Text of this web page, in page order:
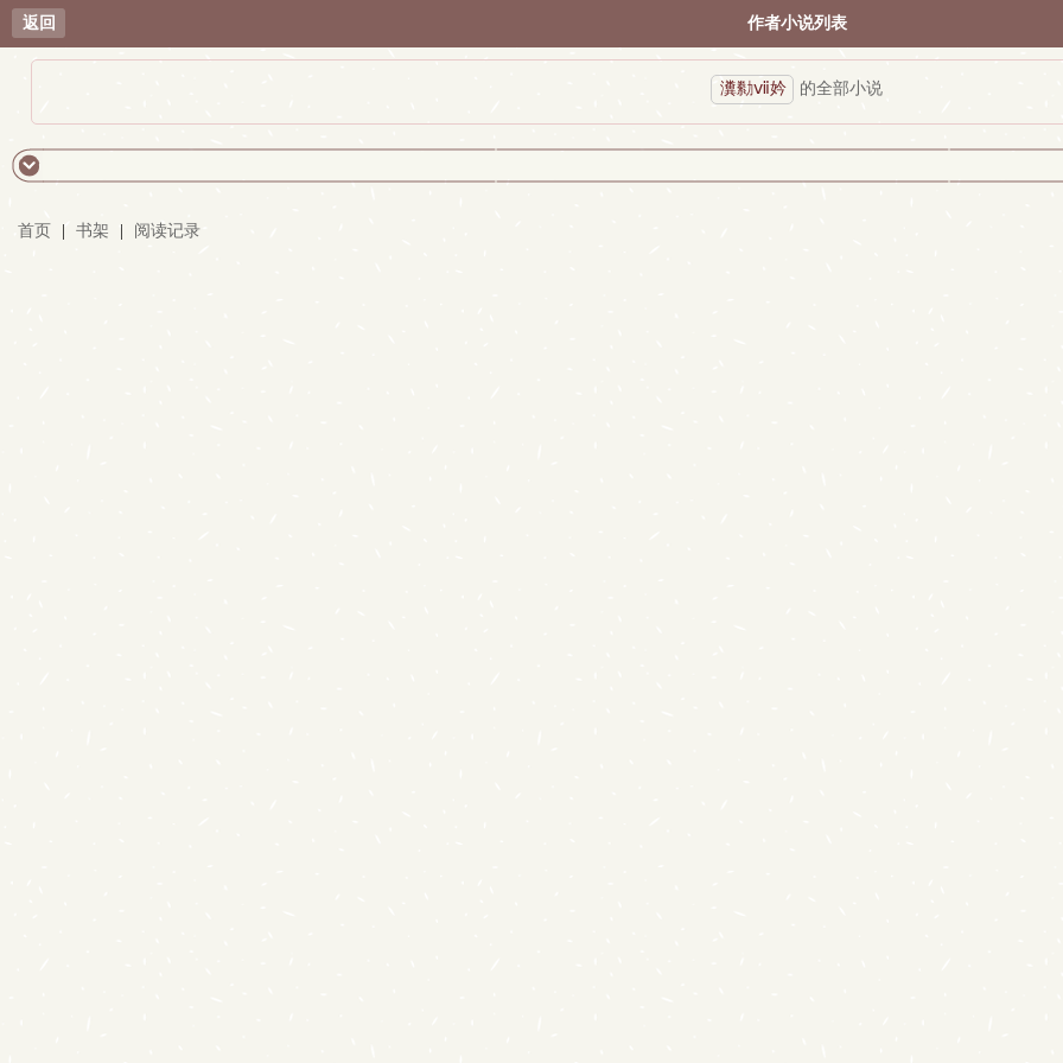
返回 作者小说列表
瀵勬ⅶ妗 的全部小说
首页 书架 阅读记录